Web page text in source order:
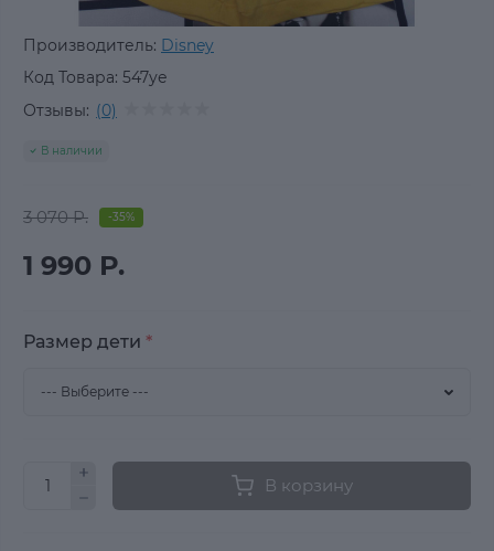
Производитель: Disney
Код Товара: 547уе
Отзывы: (0)
В наличии
3 070 Р. -35%
1 990 Р.
Размер дети *
В корзину